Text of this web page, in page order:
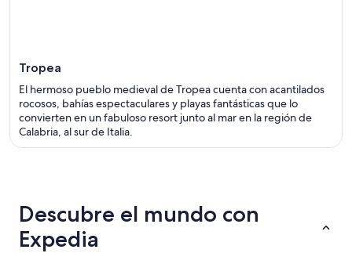
Tropea
El hermoso pueblo medieval de Tropea cuenta con acantilados
rocosos, bahías espectaculares y playas fantásticas que lo
convierten en un fabuloso resort junto al mar en la región de
Calabria, al sur de Italia.
Descubre el mundo con
Expedia